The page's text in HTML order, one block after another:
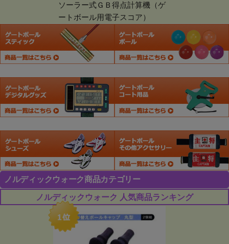
ソーラー式ＧＢ得点計算機（ゲ
ートボール用電子スコア）
ノルディックウォーク商品カテゴリー
ノルディックウォーク 人気商品ランキング